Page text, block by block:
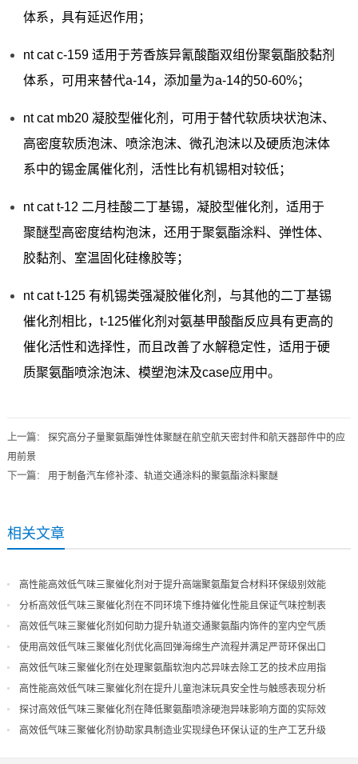
体系，具有延迟作用；
nt cat c-159 适用于芳香族异氰酸酯双组份聚氨酯胶黏剂
体系，可用来替代a-14，添加量为a-14的50-60%；
nt cat mb20 凝胶型催化剂，可用于替代软质块状泡沫、
高密度软质泡沫、喷涂泡沫、微孔泡沫以及硬质泡沫体
系中的锡金属催化剂，活性比有机锡相对较低；
nt cat t-12 二月桂酸二丁基锡，凝胶型催化剂，适用于
聚醚型高密度结构泡沫，还用于聚氨酯涂料、弹性体、
胶黏剂、室温固化硅橡胶等；
nt cat t-125 有机锡类强凝胶催化剂，与其他的二丁基锡
催化剂相比，t-125催化剂对氨基甲酸酯反应具有更高的
催化活性和选择性，而且改善了水解稳定性，适用于硬
质聚氨酯喷涂泡沫、模塑泡沫及case应用中。
上一篇： 探究高分子量聚氨酯弹性体聚醚在航空航天密封件和航天器部件中的应
用前景
下一篇： 用于制备汽车修补漆、轨道交通涂料的聚氨酯涂料聚醚
相关文章
高性能高效低气味三聚催化剂对于提升高端聚氨酯复合材料环保级别效能
分析高效低气味三聚催化剂在不同环境下维持催化性能且保证气味控制表
现
高效低气味三聚催化剂如何助力提升轨道交通聚氨酯内饰件的室内空气质
量
使用高效低气味三聚催化剂优化高回弹海绵生产流程并满足严苛环保出口
高效低气味三聚催化剂在处理聚氨酯软泡内芯异味去除工艺的技术应用指
导
高性能高效低气味三聚催化剂在提升儿童泡沫玩具安全性与触感表现分析
探讨高效低气味三聚催化剂在降低聚氨酯喷涂硬泡异味影响方面的实际效
果
高效低气味三聚催化剂协助家具制造业实现绿色环保认证的生产工艺升级